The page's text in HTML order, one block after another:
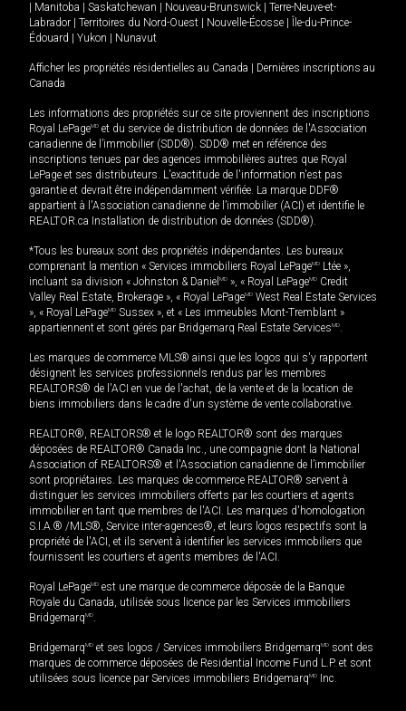
Manitoba Saskatchewan Nouveau-Brunswick
Terre-Neuve-et-
Labrador
Territoires du Nord-Ouest Nouvelle-Écosse
Île-du-Prince-
Édouard
Yukon Nunavut
Afficher les propriétés résidentielles au Canada
Dernières inscriptions au
Canada
Les informations des propriétés sur ce site proviennent des inscriptions
Royal LePageMD et du service de distribution de données de l'Association
canadienne de l’immobilier (SDD®). SDD® met en référence des
inscriptions tenues par des agences immobilières autres que Royal
LePage et ses distributeurs. L'exactitude de l'information n'est pas
garantie et devrait être indépendamment vérifiée. La marque DDF®
appartient à l'Association canadienne de l’immobilier (ACI) et identifie le
REALTOR.ca Installation de distribution de données (SDD®).
*Tous les bureaux sont des propriétés indépendantes. Les bureaux
comprenant la mention « Services immobiliers Royal LePageMD Ltée »,
incluant sa division « Johnston & Daniel MD », « Royal LePageMD Credit
Valley Real Estate, Brokerage », « Royal LePageMD West Real Estate Services
», « Royal LePageMD Sussex », et « Les immeubles Mont-Tremblant »
appartiennent et sont gérés par Bridgemarq Real Estate ServicesMD.
Les marques de commerce MLS® ainsi que les logos qui s'y rapportent
désignent les services professionnels rendus par les membres
REALTORS® de l'ACI en vue de l'achat, de la vente et de la location de
biens immobiliers dans le cadre d'un système de vente collaborative.
REALTOR®, REALTORS® et le logo REALTOR® sont des marques
déposées de REALTOR® Canada Inc., une compagnie dont la National
Association of REALTORS® et l'Association canadienne de l’immobilier
sont propriétaires. Les marques de commerce REALTOR® servent à
distinguer les services immobiliers offerts par les courtiers et agents
immobilier en tant que membres de l'ACI. Les marques d'homologation
S.I.A.® /MLS®, Service inter-agences®, et leurs logos respectifs sont la
propriété de l'ACI, et ils servent à identifier les services immobiliers que
fournissent les courtiers et agents membres de l'ACI.
Royal LePageMD est une marque de commerce déposée de la Banque
Royale du Canada, utilisée sous licence par les Services immobiliers
BridgemarqMD.
BridgemarqMD et ses logos / Services immobiliers BridgemarqMD sont des
marques de commerce déposées de Residential Income Fund L.P. et sont
utilisées sous licence par Services immobiliers BridgemarqMD Inc.